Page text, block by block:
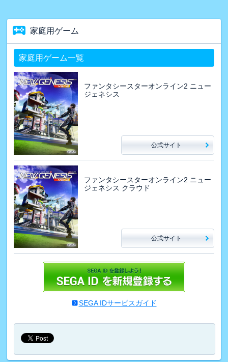
家庭用ゲーム
家庭用ゲーム一覧
ファンタシースターオンライン2 ニュー
ジェネシス
公式サイト
ファンタシースターオンライン2 ニュー
ジェネシス クラウド
公式サイト
SEGA IDサービスガイド